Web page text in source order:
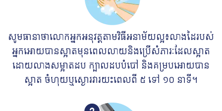
សូមធានាថាលោកអ្នកអនុវត្តតាមវិធីអនាម័យល្អ៖លាងដៃរបស់
អ្នកអោយបានស្អាតមុនពេលលាយនិងប្រើសំភារៈដែលស្អាត
ដោយលាងសម្អាតដប ក្បាលដបបំបៅ និងគម្របអោយបាន
ស្អាត ចំហុយឬស្ងោរវារយះពេលពី ៥ ទៅ ១០ នាទី។